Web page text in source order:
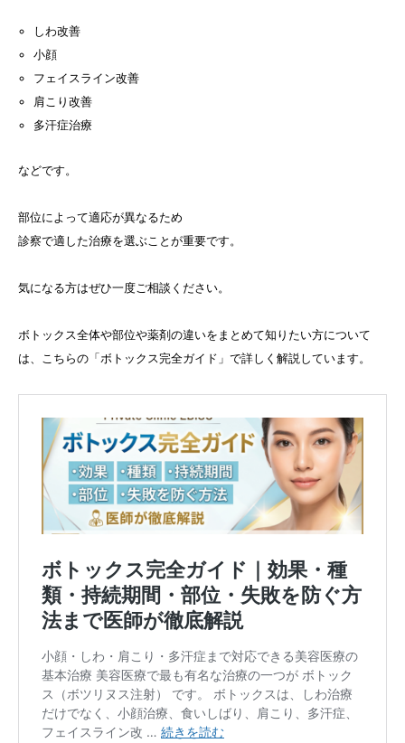
しわ改善
小顔
フェイスライン改善
肩こり改善
多汗症治療
などです。
部位によって適応が異なるため
診察で適した治療を選ぶことが重要です。
気になる方はぜひ一度ご相談ください。
ボトックス全体や部位や薬剤の違いをまとめて知りたい方について
は、こちらの「ボトックス完全ガイド」で詳しく解説しています。